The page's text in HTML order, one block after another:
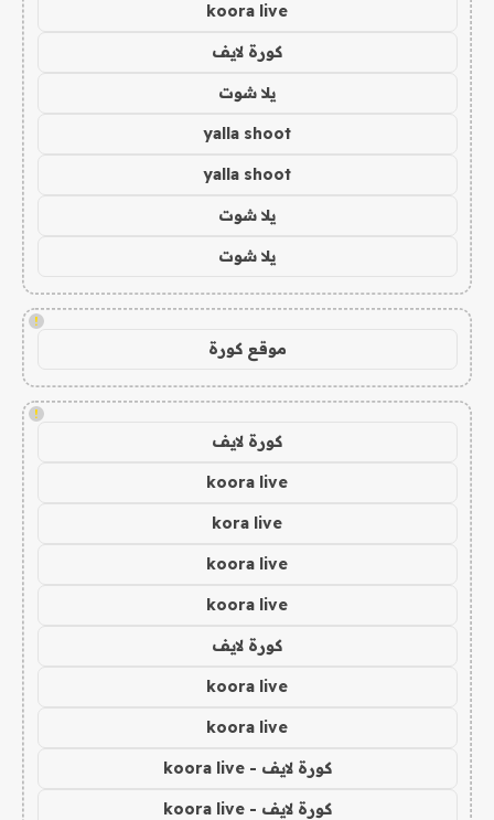
koora live
كورة لايف
يلا شوت
yalla shoot
yalla shoot
يلا شوت
يلا شوت
!
موقع كورة
!
كورة لايف
koora live
kora live
koora live
koora live
كورة لايف
koora live
koora live
كورة لايف - koora live
كورة لايف - koora live